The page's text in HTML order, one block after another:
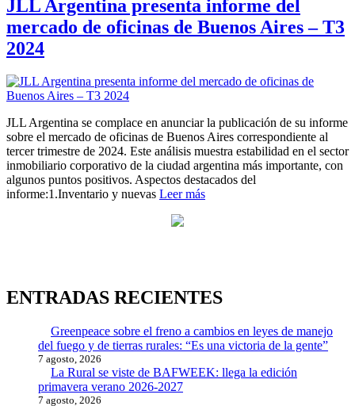
JLL Argentina presenta informe del
mercado de oficinas de Buenos Aires – T3
2024
JLL Argentina se complace en anunciar la publicación de su informe
sobre el mercado de oficinas de Buenos Aires correspondiente al
tercer trimestre de 2024. Este análisis muestra estabilidad en el sector
inmobiliario corporativo de la ciudad argentina más importante, con
algunos puntos positivos. Aspectos destacados del
informe:1.Inventario y nuevas Leer más
ENTRADAS RECIENTES
Greenpeace sobre el freno a cambios en leyes de manejo
del fuego y de tierras rurales: “Es una victoria de la gente”
7 agosto, 2026
La Rural se viste de BAFWEEK: llega la edición
primavera verano 2026-2027
7 agosto, 2026